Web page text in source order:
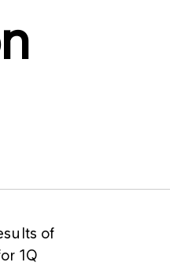
of
1Q